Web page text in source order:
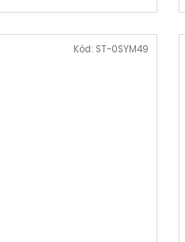
Kód: ST-0SYM49